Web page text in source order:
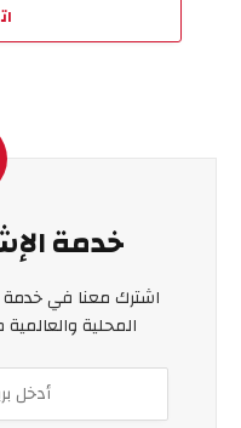
خدمة
اشترك معنا في خدمة
المحلية